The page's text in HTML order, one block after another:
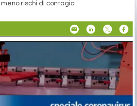
rischi di contagio